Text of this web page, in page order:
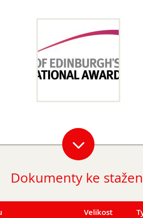
spolupráce
Dokumenty ke
Velikost